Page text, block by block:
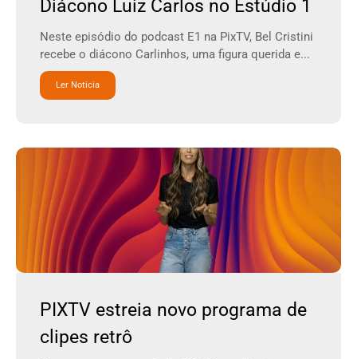
Diácono Luiz Carlos no Estúdio 1
Neste episódio do podcast E1 na PixTV, Bel Cristini
recebe o diácono Carlinhos, uma figura querida e...
Ler Noticia
PIXTV estreia novo programa de
clipes retrô​